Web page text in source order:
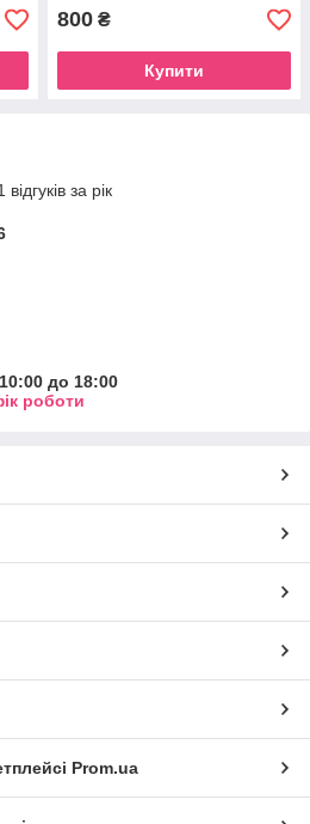
800 ₴
Купити
за рік
до 18:00
роботи
Prom.ua